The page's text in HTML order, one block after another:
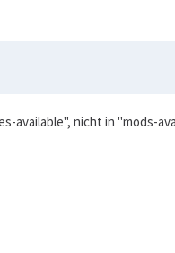
nicht in "mods-